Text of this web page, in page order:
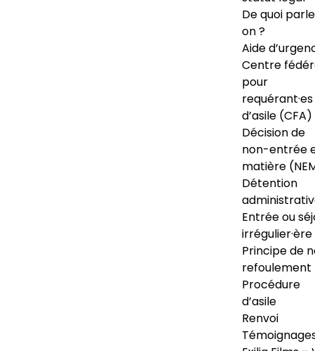
De quoi
on ?
Aide
Centre
pour
requérant·es
d’asile (CFA)
Décision de
non-entrée
matière
Détention
Entrée ou
irrégulier·ère
Principe de
refoulement
Procédure
d’asile
Renvoi